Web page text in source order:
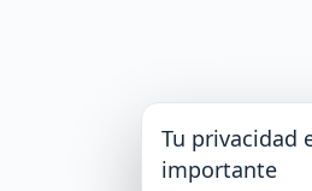
Tu privacidad
importante